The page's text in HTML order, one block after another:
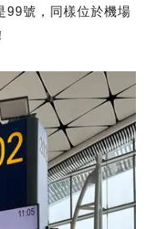
99號，同樣位於機場